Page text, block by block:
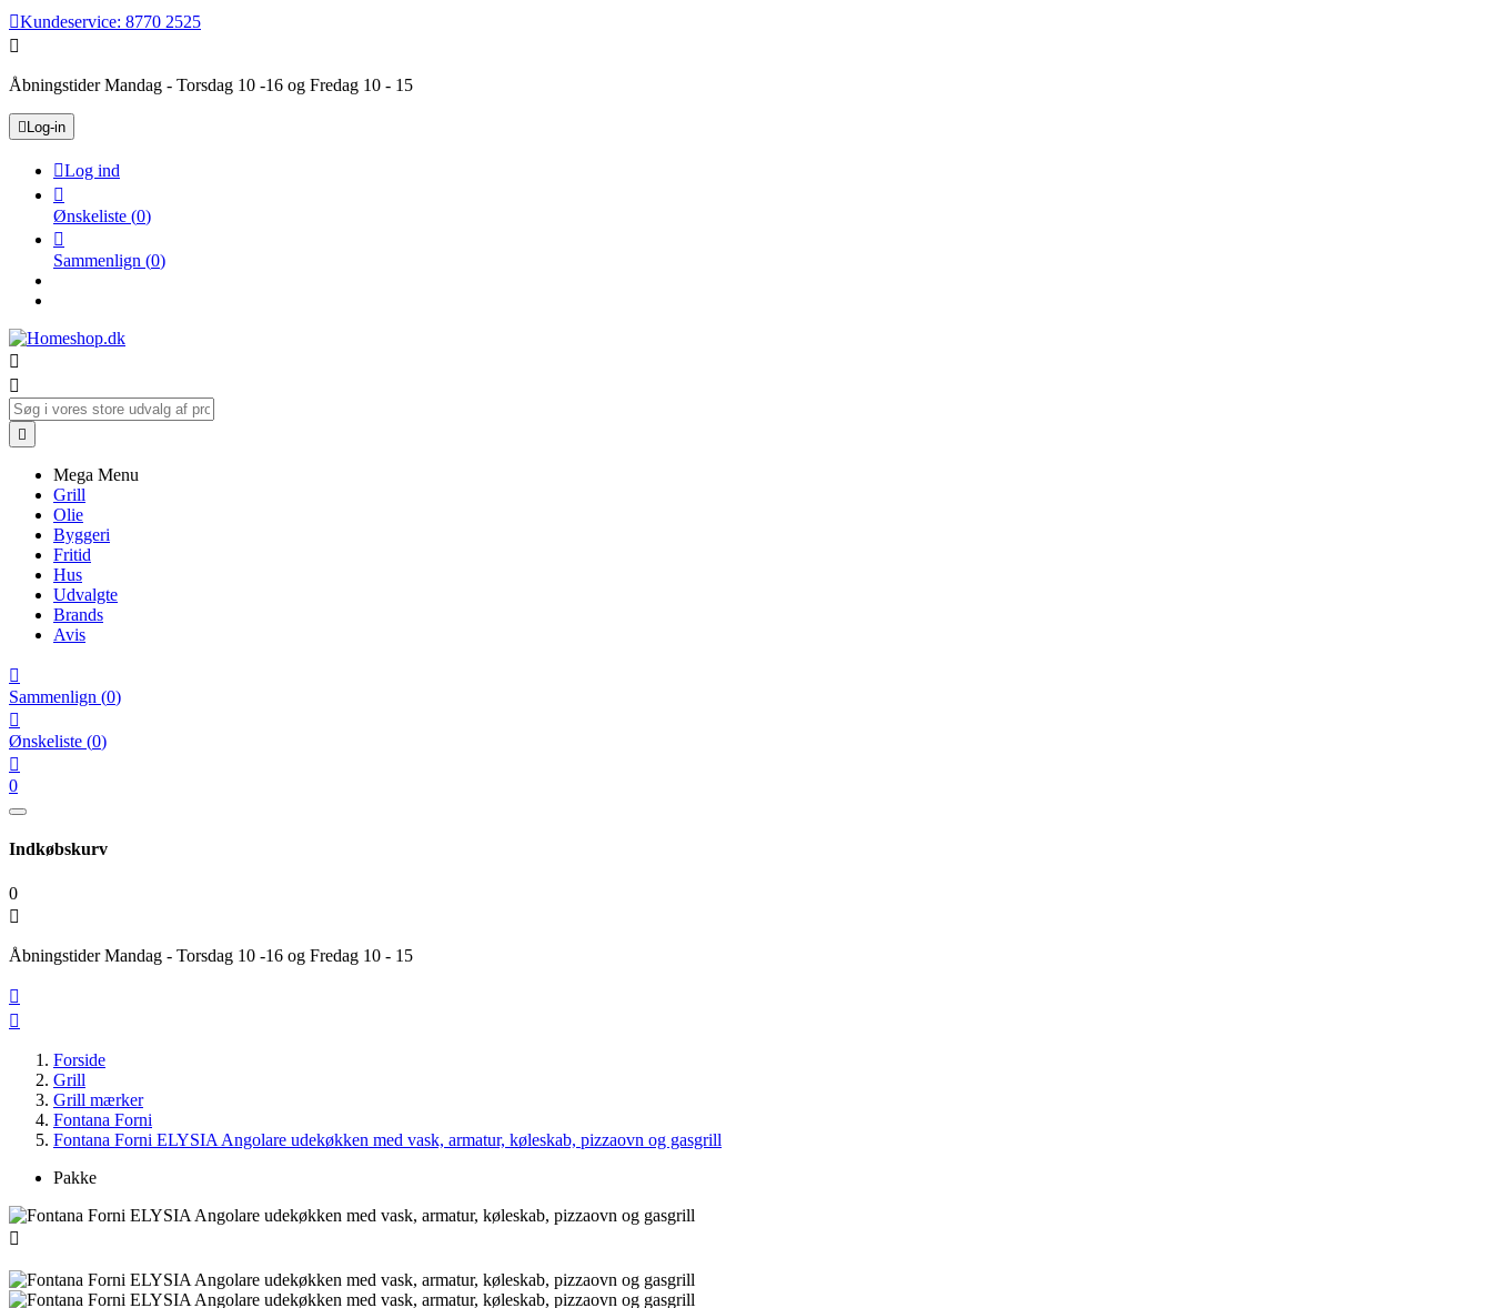
Kundeservice: 8770 2525

Åbningstider Mandag - Torsdag 10 -16 og Fredag 10 - 15
 Log-in
Log ind

Ønskeliste (0)

Sammenlign (0)



Mega Menu
Grill
Olie
Byggeri
Fritid
Hus
Udvalgte
Brands
Avis

Sammenlign (0)

Ønskeliste (0)

0
Indkøbskurv
0

Åbningstider Mandag - Torsdag 10 -16 og Fredag 10 - 15


Forside
Grill
Grill mærker
Fontana Forni
Fontana Forni ELYSIA Angolare udekøkken med vask, armatur, køleskab, pizzaovn og gasgrill
Pakke
